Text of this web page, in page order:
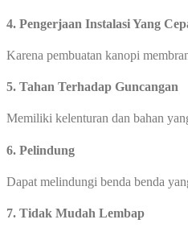
4. Pengerjaan Instalasi Yang
Karena pembuatan kanopi
5. Tahan Terhadap Guncangan
Memiliki kelenturan dan bahan
6. Pelindung
Dapat melindungi benda benda
7. Tidak Mudah Lembap